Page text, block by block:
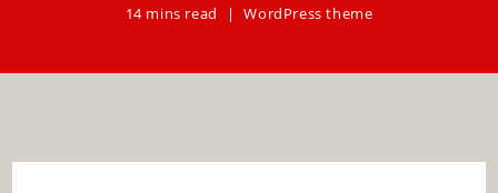
14 mins read
WordPress theme